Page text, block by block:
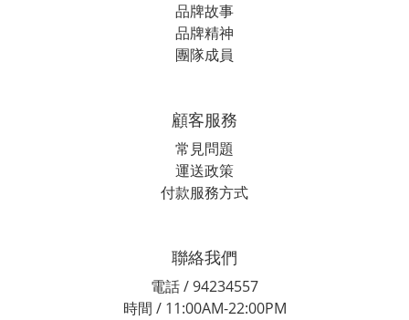
品牌故事
品牌精神
團隊成員
顧客服務
常見問題
運送政策
付款服務方式
聯絡我們
電話 / 94234557
時間 / 11:00AM-22:00PM